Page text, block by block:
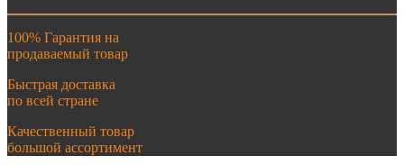
100% Гарантия на
продаваемый товар
Быстрая доставка
по всей стране
Качественный товар
большой ассортимент